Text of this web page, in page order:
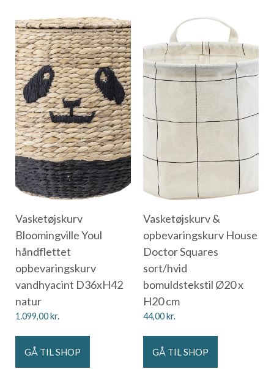
Vasketøjskurv
Bloomingville Youl
håndflettet
opbevaringskurv
vandhyacint D36xH42
natur
1.099,00kr.
GÅ TIL SHOP
Vasketøjskurv &
opbevaringskurv House
Doctor Squares
sort/hvid
bomuldstekstil Ø20 x
H20 cm
44,00kr.
GÅ TIL SHOP